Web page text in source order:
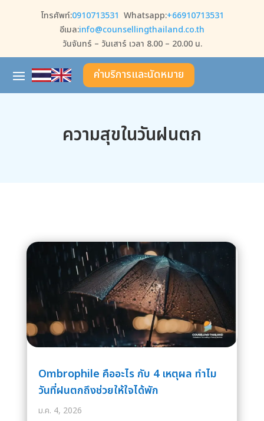
โทรศัพท์:0910713531 Whatsapp:+66910713531
อีเมล:info@counsellingthailand.co.th
วันจันทร์ – วันเสาร์ เวลา 8.00 – 20.00 น.
ค่าบริการและนัดหมาย
ความสุขในวันฝนตก
Ombrophile คืออะไร กับ 4 เหตุผล ทำไม
วันที่ฝนตกถึงช่วยให้ใจได้พัก
ม.ค. 4, 2026